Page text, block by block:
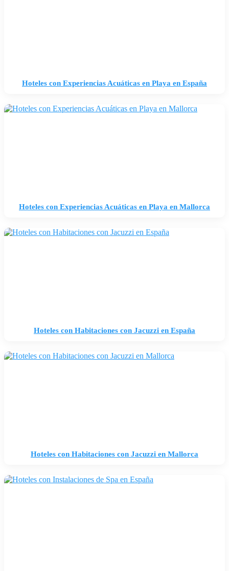
Hoteles con Experiencias Acuáticas en Playa en España
Hoteles con Experiencias Acuáticas en Playa en Mallorca
Hoteles con Habitaciones con Jacuzzi en España
Hoteles con Habitaciones con Jacuzzi en Mallorca